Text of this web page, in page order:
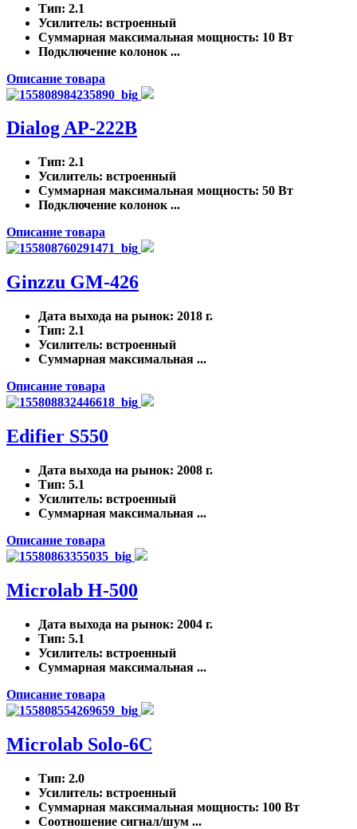
Тип: 2.1
Усилитель: встроенный
Суммарная максимальная мощность: 10 Вт
Подключение колонок ...
Описание товара
Dialog AP-222B
Тип: 2.1
Усилитель: встроенный
Суммарная максимальная мощность: 50 Вт
Подключение колонок ...
Описание товара
Ginzzu GM-426
Дата выхода на рынок: 2018 г.
Тип: 2.1
Усилитель: встроенный
Суммарная максимальная ...
Описание товара
Edifier S550
Дата выхода на рынок: 2008 г.
Тип: 5.1
Усилитель: встроенный
Суммарная максимальная ...
Описание товара
Microlab H-500
Дата выхода на рынок: 2004 г.
Тип: 5.1
Усилитель: встроенный
Суммарная максимальная ...
Описание товара
Microlab Solo-6C
Тип: 2.0
Усилитель: встроенный
Суммарная максимальная мощность: 100 Вт
Соотношение сигнал/шум ...